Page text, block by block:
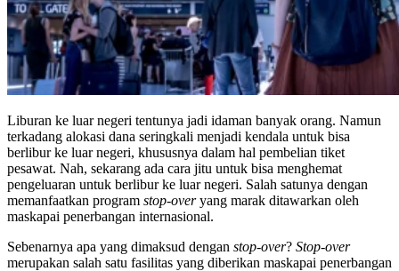
Liburan ke luar negeri tentunya jadi idaman banyak orang. Namun
terkadang alokasi dana seringkali menjadi kendala untuk bisa
berlibur ke luar negeri, khususnya dalam hal pembelian tiket
pesawat. Nah, sekarang ada cara jitu untuk bisa menghemat
pengeluaran untuk berlibur ke luar negeri. Salah satunya dengan
memanfaatkan program stop-overyang marak ditawarkan oleh
maskapai penerbangan internasional.
Sebenarnya apa yang dimaksud dengan stop-over? Stop-over
merupakan salah satu fasilitas yang diberikan maskapai penerbangan